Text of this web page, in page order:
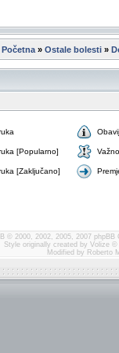
Početna » Ostale bolesti »
[Popularno] Važno
[Zaključano]
© 2000, 2002, 2005, 2007 phpBB
Style originally created by Volize ©
Modified by Roberto